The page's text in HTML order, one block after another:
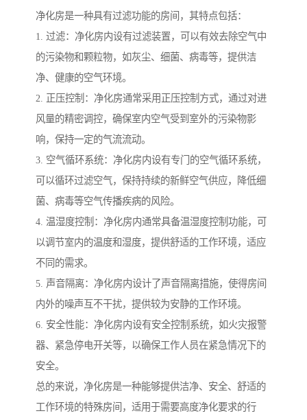
净化房是一种具有过滤功能的房间，其特点包括：
1. 过滤：净化房内设有过滤装置，可以有效去除空气中
的污染物和颗粒物，如灰尘、细菌、病毒等，提供洁
净、健康的空气环境。
2. 正压控制：净化房通常采用正压控制方式，通过对进
风量的精密调控，确保室内空气受到室外的污染物影
响，保持一定的气流流动。
3. 空气循环系统：净化房内设有专门的空气循环系统，
可以循环过滤空气，保持持续的新鲜空气供应，降低细
菌、病毒等空气传播疾病的风险。
4. 温湿度控制：净化房内通常具备温湿度控制功能，可
以调节室内的温度和湿度，提供舒适的工作环境，适应
不同的需求。
5. 声音隔离：净化房内设计了声音隔离措施，使得房间
内外的噪声互不干扰，提供较为安静的工作环境。
6. 安全性能：净化房内设有安全控制系统，如火灾报警
器、紧急停电开关等，以确保工作人员在紧急情况下的
安全。
总的来说，净化房是一种能够提供洁净、安全、舒适的
工作环境的特殊房间，适用于需要高度净化要求的行